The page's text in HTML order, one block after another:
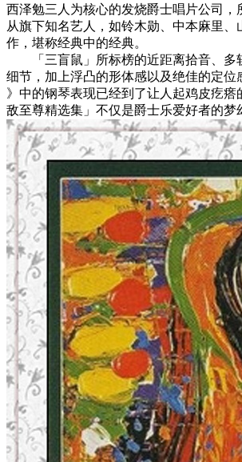
西泽勉三人为核心的发烧爵士唱片公司
从旗下知名艺人，如铃木勋、中本麻里
作，堪称经典中的经典。
「三盲鼠」所标榜的近距离拾音、多
细节，加上浮凸的形体感以及绝佳的定
》中的钢琴表现已经到了让人起鸡皮疙
敌至尊精选集」不仅是爵士乐爱好者的